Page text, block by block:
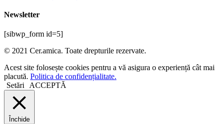
Newsletter
[sibwp_form id=5]
© 2021 Cer.amica. Toate drepturile rezervate.​
Acest site folosește cookies pentru a vă asigura o experiență cât mai
placută. Politica de confidențialitate.
Setări
ACCEPTĂ
Închide